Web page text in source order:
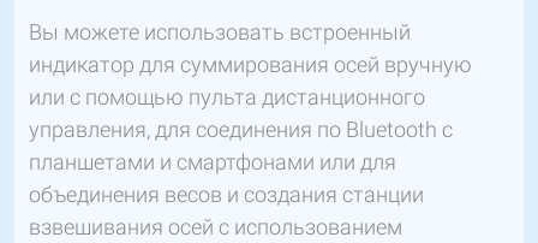
Вы можете использовать встроенный
индикатор для суммирования осей вручную
или с помощью пульта дистанционного
управления, для соединения по Bluetooth с
планшетами и смартфонами или для
объединения весов и создания станции
взвешивания осей с использованием